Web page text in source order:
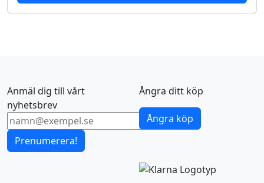
Anmäl dig till vårt
nyhetsbrev
Prenumerera!
Ångra ditt köp
Ångra köp